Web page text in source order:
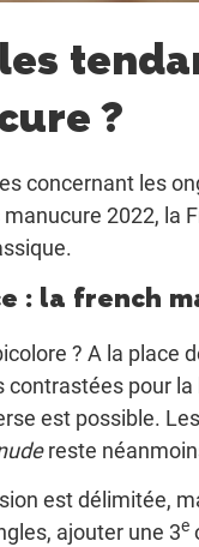
?
concernant les
2022, la
: la french
? A la place
pour
est possible. Les
reste
est délimitée,
ajouter une 3e